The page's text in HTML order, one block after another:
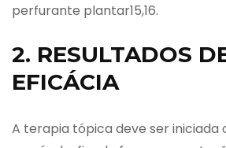
perfurante plantar15,16.
2. RESULTADOS
EFICÁCIA
A terapia tópica deve ser iniciada